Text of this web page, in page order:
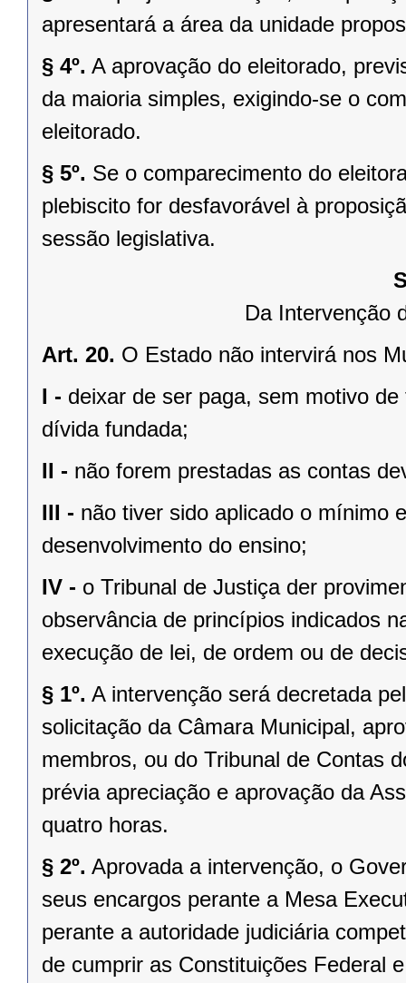
apresentará a área da unidade
§ 4º. A aprovação do eleitorado,
da maioria simples, exigindo-se o
eleitorado.
§ 5º. Se o comparecimento do
plebiscito for desfavorável à
sessão legislativa.
Da Intervenção
Art. 20. O Estado não intervirá nos
I - deixar de ser paga, sem motivo
dívida fundada;
II - não forem prestadas as contas
III - não tiver sido aplicado o mínimo
desenvolvimento do ensino;
IV - o Tribunal de Justiça der
observância de princípios indicados
execução de lei, de ordem ou de
§ 1º. A intervenção será decretada
solicitação da Câmara Municipal,
membros, ou do Tribunal de Contas
prévia apreciação e aprovação da
quatro horas.
§ 2º. Aprovada a intervenção, o
seus encargos perante a Mesa
perante a autoridade judiciária
de cumprir as Constituições Federal